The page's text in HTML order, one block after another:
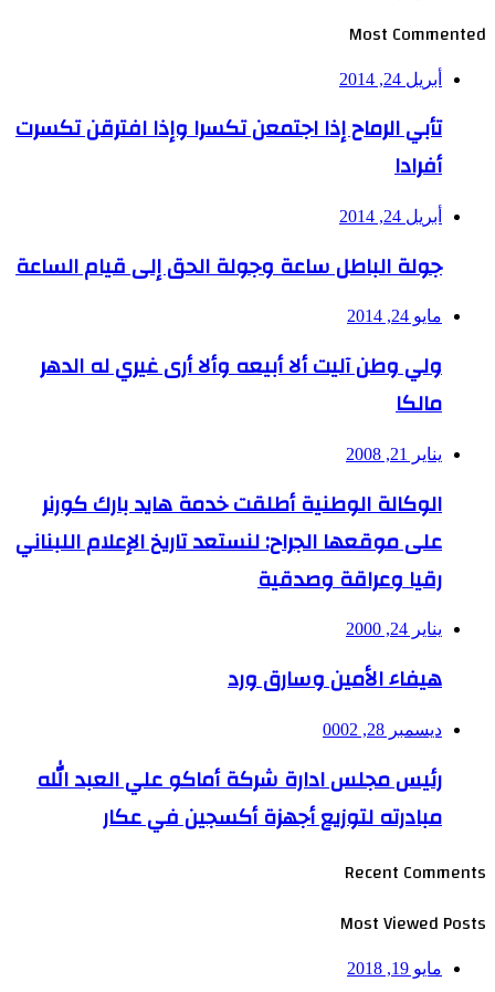
Most Commented
أبريل 24, 2014
تأبي الرماح إذا اجتمعن تكسرا وإذا افترقن تكسرت
أفرادا
أبريل 24, 2014
جولة الباطل ساعة وجولة الحق إلى قيام الساعة
مايو 24, 2014
ولي وطن آليت ألا أبيعه وألا أرى غيري له الدهر
مالكا
يناير 21, 2008
الوكالة الوطنية أطلقت خدمة هايد بارك كورنر
على موقعها الجراح: لنستعد تاريخ الإعلام اللبناني
رقيا وعراقة وصدقية
يناير 24, 2000
هيفاء الأمين وسارق ورد
ديسمبر 28, 0002
رئيس مجلس ادارة شركة أماكو علي العبد الله
مبادرته لتوزيع أجهزة أكسجين في عكار
Recent Comments
Most Viewed Posts
مايو 19, 2018